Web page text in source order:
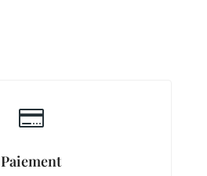

Paiement